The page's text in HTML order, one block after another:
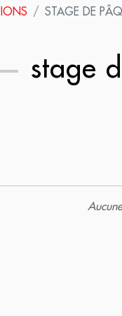
STAGE DE
stage